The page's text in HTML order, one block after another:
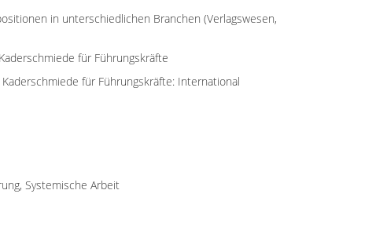
in unterschiedlichen Branchen (Verlagswesen,
für Führungskräfte
für Führungskräfte: International
Systemische Arbeit